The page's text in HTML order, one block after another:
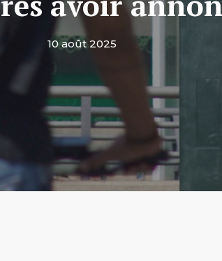
10 août 2025